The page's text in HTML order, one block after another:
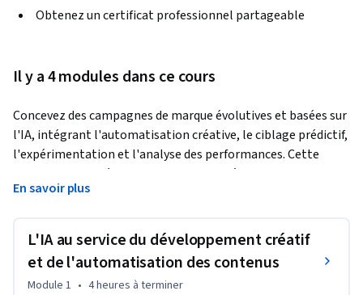
Obtenez un certificat professionnel partageable
Il y a 4 modules dans ce cours
Concevez des campagnes de marque évolutives et basées sur
l'IA, intégrant l'automatisation créative, le ciblage prédictif,
l'expérimentation et l'analyse des performances. Cette
formation avancée vous permettra de développer les
compétences nécessaires pour mettre en place des
l'IA générative, des signaux d'apprentissage automatique et
des cadres d'optimisation en temps réel.
Le programme aborde la génération créative pilotée par l’IA
En savoir plus
L'IA au service du développement créatif
et de l'automatisation des contenus
Module 1 • 4 heures à terminer